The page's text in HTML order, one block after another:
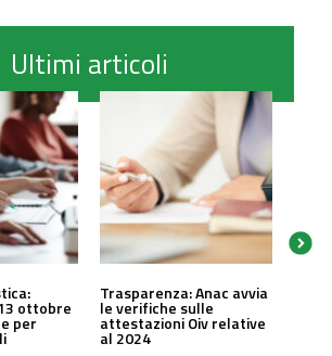
Ultimi articoli
ottobre
per
Trasparenza: Anac avvia
le verifiche sulle
attestazioni Oiv relative
al 2024